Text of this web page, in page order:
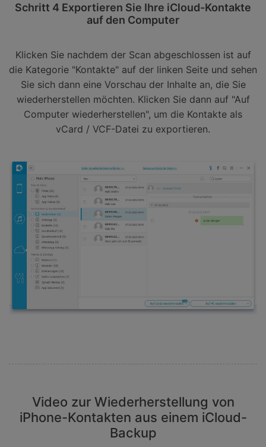
Schritt 4 Exportieren Sie Ihre iCloud-Kontakte
auf den Computer
Klicken Sie nachdem der Scan abgeschlossen ist auf
die Kategorie "Kontakte" auf der linken Seite und sehen
Sie sich dann eine Vorschau der Inhalte an, die Sie
wiederherstellen möchten. Klicken Sie dann auf "Auf
Computer wiederherstellen", um die Kontakte als
vCard / VCF-Datei zu exportieren.
Video zur Wiederherstellung von
iPhone-Kontakten aus einem iCloud-
Backup